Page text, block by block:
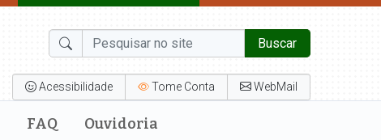
Buscar
Acessibilidade Tome Conta WebMail
FAQ Ouvidoria